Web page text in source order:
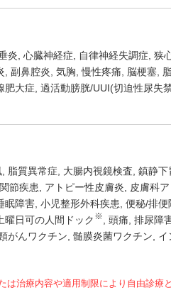
炎 心臓神経症 自律神経失調症 狭
副鼻腔炎 気胸 慢性疼痛 脳梗塞
肥大症 過活動膀胱/UUI(切迫性尿失
脂質異常症 大腸内視鏡検査 鎮静下
節疾患 アトピー性皮膚炎 皮膚科
眠障害 小児整形外科疾患 便秘/排便
曜日可の人間ドック ※ 頭痛 排尿障
がんワクチン 髄膜炎菌ワクチン イ
治療内容や適用制限により自由診療